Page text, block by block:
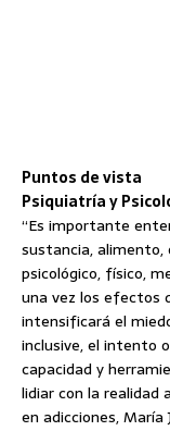
Puntos de vista
Psiquiatría y
“Es importante
sustancia, alimento,
psicológico, físico,
una vez los efectos
intensificará el
inclusive, el intento
capacidad y
lidiar con la realidad
en adicciones, María